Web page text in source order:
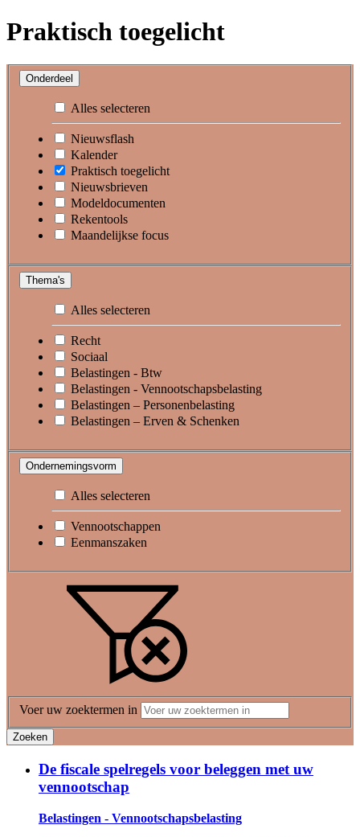
Praktisch toegelicht
Onderdeel
Alles selecteren
Nieuwsflash
Kalender
Praktisch toegelicht
Nieuwsbrieven
Modeldocumenten
Rekentools
Maandelijkse focus
Thema's
Alles selecteren
Recht
Sociaal
Belastingen - Btw
Belastingen - Vennootschapsbelasting
Belastingen – Personenbelasting
Belastingen – Erven & Schenken
Ondernemingsvorm
Alles selecteren
Vennootschappen
Eenmanszaken
Voer uw zoektermen in
Zoeken
De fiscale spelregels voor beleggen met uw
vennootschap
Belastingen - Vennootschapsbelasting